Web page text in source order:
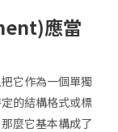
應當
它作為一個單獨
的結構格式或標
麼它基本構成了